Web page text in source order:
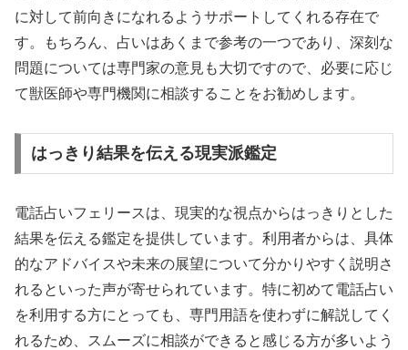
に対して前向きになれるようサポートしてくれる存在で
す。もちろん、占いはあくまで参考の一つであり、深刻な
問題については専門家の意見も大切ですので、必要に応じ
て獣医師や専門機関に相談することをお勧めします。
はっきり結果を伝える現実派鑑定
電話占いフェリースは、現実的な視点からはっきりとした
結果を伝える鑑定を提供しています。利用者からは、具体
的なアドバイスや未来の展望について分かりやすく説明さ
れるといった声が寄せられています。特に初めて電話占い
を利用する方にとっても、専門用語を使わずに解説してく
れるため、スムーズに相談ができると感じる方が多いよう